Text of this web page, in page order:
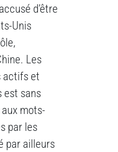
d’être
Unis
Les
actifs et
est sans
mots-
par les
par ailleurs